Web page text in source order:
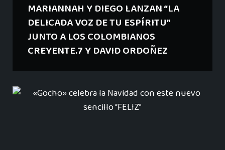
MARIANNAH Y DIEGO LANZAN “LA
DELICADA VOZ DE TU ESPÍRITU”
JUNTO A LOS COLOMBIANOS
CREYENTE.7 Y DAVID ORDOÑEZ